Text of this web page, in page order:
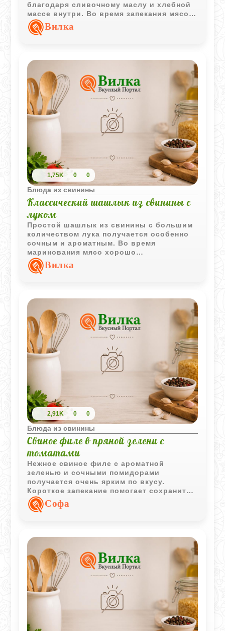
благодаря сливочному маслу и хлебной
массе внутри. Во время запекания мясо
пропитывается грибным ароматом, а
густой соус делает блюдо особенно
Вилка
1,75K 0 0
Блюда из свинины
Классический шашлык из свинины с
луком
Простой шашлык из свинины с большим
количеством лука получается особенно
сочным и ароматным. Во время
маринования мясо хорошо
пропитывается луковым соком, а жар на
углях придает ему аппетитный дымный
Вилка
2,91K 0 0
Блюда из свинины
Свиное филе в пряной зелени с
томатами
Нежное свиное филе с ароматной
зеленью и сочными помидорами
получается очень ярким по вкусу.
Короткое запекание помогает сохранить
мясо мягким, а сметанный соус делает
блюдо особенно домашним и уютным.
Софа